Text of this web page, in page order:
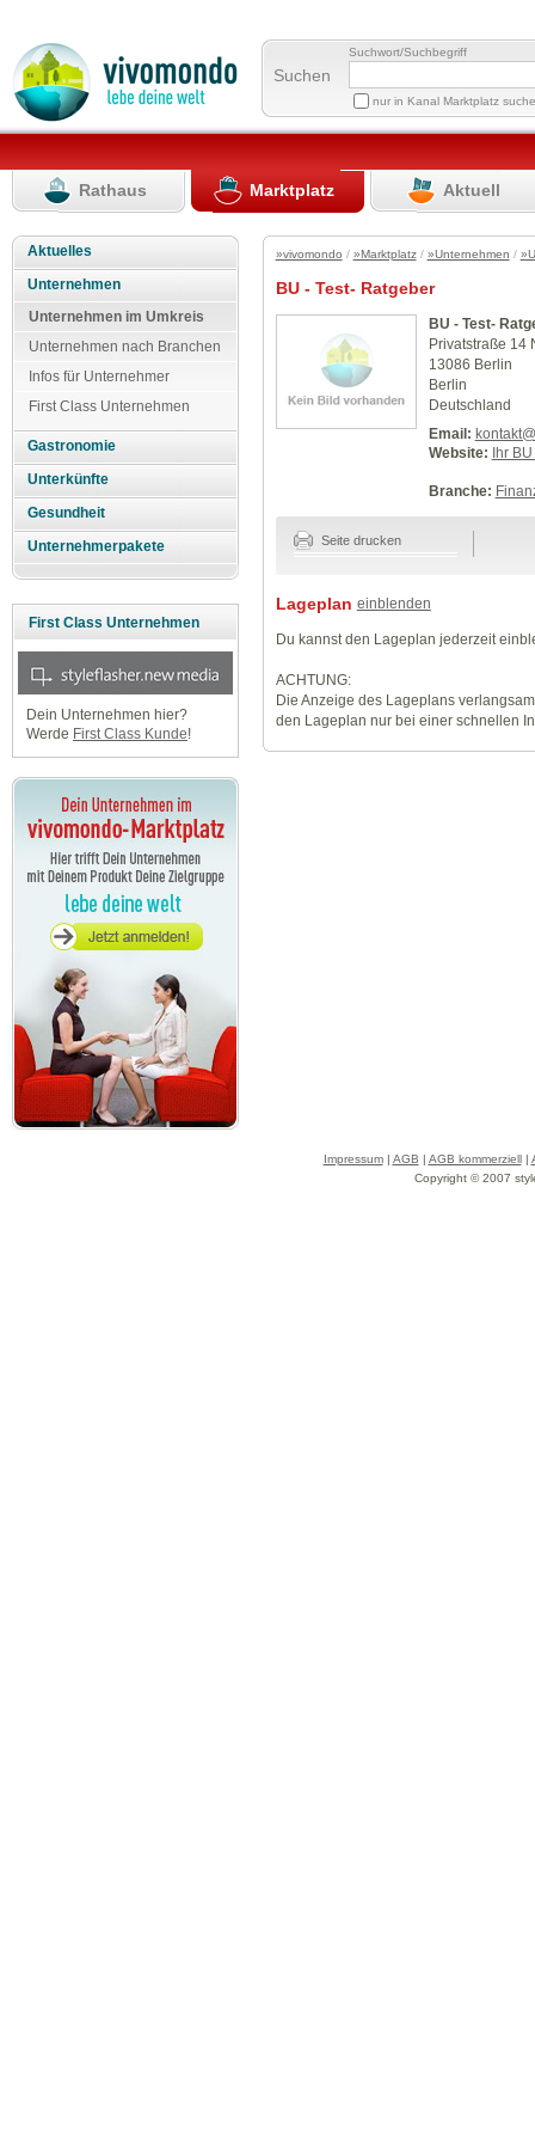
Suchen
Suchwort/Suchbegriff
nur in Kanal Marktplatz
Rathaus Marktplatz Aktuell
Aktuelles
Unternehmen
Unternehmen im Umkreis
Unternehmen nach Branchen
Infos für Unternehmer
First Class Unternehmen
Gastronomie
Unterkünfte
Gesundheit
Unternehmerpakete
First Class Unternehmen
Dein Unternehmen hier?
Werde First Class Kunde!
»vivomondo / »Marktplatz/ »Unternehmen /
BU - Test- Ratgeber
BU - Test-
Privatstraße 14
13086 Berlin
Berlin
Deutschland
Email:
Website:
Ihr
Branche:
Seite drucken
Lageplan einblenden
Du kannst den Lageplan jederzeit
ACHTUNG:
Die Anzeige des Lageplans
den Lageplan nur bei einer schnellen
Impressum| AGB | AGB kommerziell|
Copyright © 2007